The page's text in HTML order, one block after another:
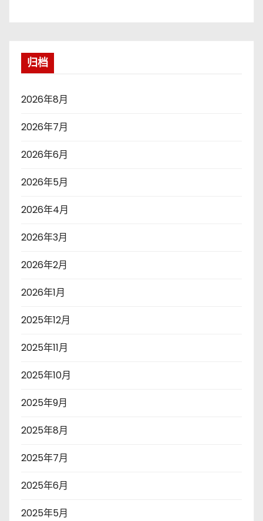
归档
2026年8月
2026年7月
2026年6月
2026年5月
2026年4月
2026年3月
2026年2月
2026年1月
2025年12月
2025年11月
2025年10月
2025年9月
2025年8月
2025年7月
2025年6月
2025年5月